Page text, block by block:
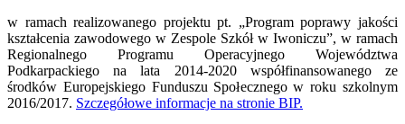
w ramach realizowanego projektu pt. „Program poprawy jakości
kształcenia zawodowego w Zespole Szkół w Iwoniczu”, w ramach
Regionalnego Programu Operacyjnego Województwa
Podkarpackiego na lata 2014-2020 współfinansowanego ze
środków Europejskiego Funduszu Społecznego w roku szkolnym
2016/2017. Szczegółowe informacje na stronie BIP.